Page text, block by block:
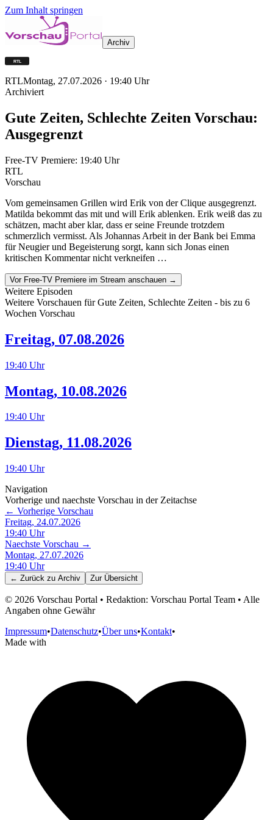
Zum Inhalt springen
Archiv
RTLMontag, 27.07.2026 · 19:40 Uhr
Archiviert
Gute Zeiten, Schlechte Zeiten Vorschau:
Ausgegrenzt
Free-TV Premiere: 19:40 Uhr
RTL
Vorschau
Vom gemeinsamen Grillen wird Erik von der Clique ausgegrenzt.
Matilda bekommt das mit und will Erik ablenken. Erik weiß das zu
schätzen, macht aber klar, dass er seine Freunde trotzdem
schmerzlich vermisst. Als Johannas Arbeit in der Bank bei Emma
für Neugier und Begeisterung sorgt, kann sich Jonas einen
kritischen Kommentar nicht verkneifen …
Vor Free-TV Premiere im Stream anschauen →
Weitere Episoden
Weitere Vorschauen fürGute Zeiten, Schlechte Zeiten - bis zu 6
Wochen Vorschau
Freitag, 07.08.2026
19:40 Uhr
Montag, 10.08.2026
19:40 Uhr
Dienstag, 11.08.2026
19:40 Uhr
Navigation
Vorherige und naechste Vorschau in der Zeitachse
← Vorherige Vorschau
Freitag, 24.07.2026
19:40 Uhr
Naechste Vorschau →
Montag, 27.07.2026
19:40 Uhr
← Zurück zu Archiv Zur Übersicht
© 2026 Vorschau Portal • Redaktion: Vorschau Portal Team • Alle
Angaben ohne Gewähr
Impressum•Datenschutz•Über uns•Kontakt•
Made with